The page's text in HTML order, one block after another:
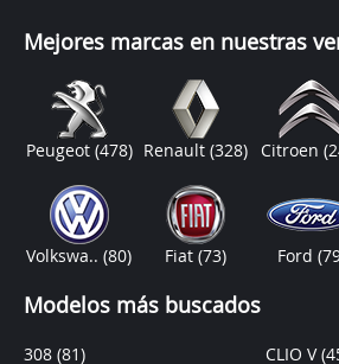
Mejores marcas en nuestras
Peugeot (478) Renault (328) Citroen
Volkswa..(80) Fiat (73) Ford
Modelos más buscados
308 (81) CLIO V